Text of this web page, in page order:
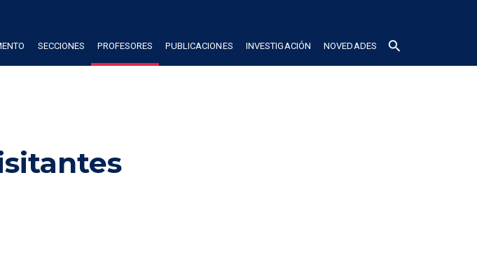
SECCIONES PROFESORES PUBLICACIONES INVESTIGACIÓN NOVEDADES search